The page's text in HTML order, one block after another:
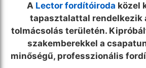
A Lector fordítóiroda közel
tapasztalattal rendelkezik
tolmácsolás területén.
szakemberekkel a
minőségű, professzionális